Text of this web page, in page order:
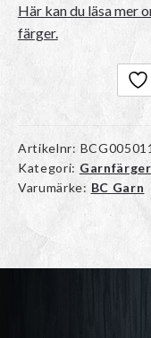
Här kan du läsa mer
färger.
Artikelnr:
Kategori: Garnfärger
Varumärke: BC Garn